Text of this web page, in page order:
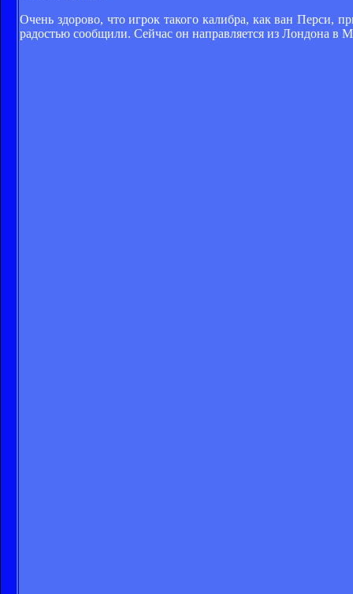
Очень здорово, что игрок такого калибра, как ван Перси,
радостью сообщили. Сейчас он направляется из Лондона в